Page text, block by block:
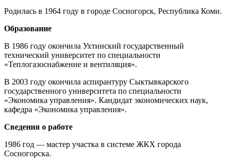
Родилась в 1964 году в городе Сосногорск, Республика Коми.
Образование
В 1986 году окончила Ухтинский государственный
технический университет по специальности
«Теплогазоснабжение и вентиляция».
В 2003 году окончила аспирантуру Сыктывкарского
государственного университета по специальности
«Экономика управления». Кандидат экономических наук,
кафедра «Экономика управления».
Сведения о работе
1986 год — мастер участка в системе ЖКХ города
Сосногорска.